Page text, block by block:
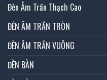
Đèn Âm Trần Thạch Cao
ĐÈN ÂM TRẦN TRÒN
ĐÈN ÂM TRẦN VUÔNG
ĐÈN BÀN